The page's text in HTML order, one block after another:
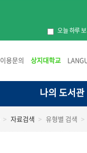
오늘 하루
이용문의 상지대학교
나의 도서관
자료검색 유형별 검색